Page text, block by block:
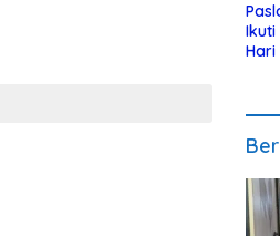
Ikuti
Hari